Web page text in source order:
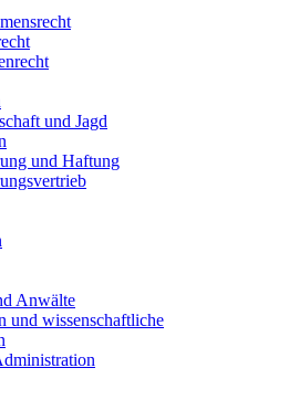
und Jagd
und Haftung
Anwälte
und wissenschaftliche